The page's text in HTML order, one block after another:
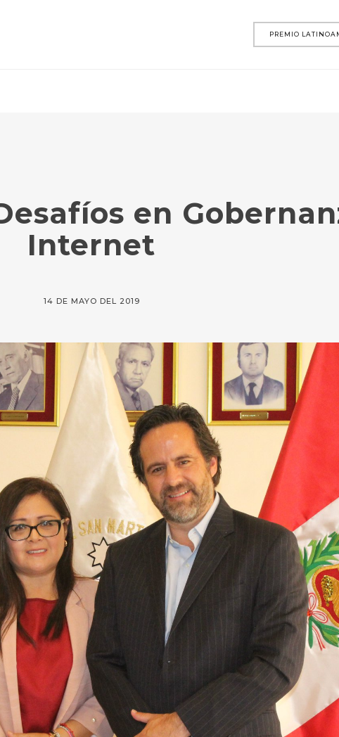
PREMIO
en
Internet
14 DE MAYO DEL 2019